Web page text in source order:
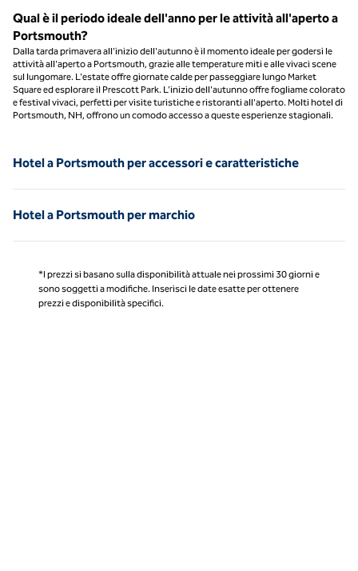
Qual è il periodo ideale dell'anno per le attività all'aperto a
Portsmouth?
Dalla tarda primavera all'inizio dell'autunno è il momento ideale per godersi le
attività all'aperto a Portsmouth, grazie alle temperature miti e alle vivaci scene
sul lungomare. L'estate offre giornate calde per passeggiare lungo Market
Square ed esplorare il Prescott Park. L'inizio dell'autunno offre fogliame colorato
e festival vivaci, perfetti per visite turistiche e ristoranti all'aperto. Molti hotel di
Portsmouth, NH, offrono un comodo accesso a queste esperienze stagionali.
Hotel a Portsmouth per accessori e caratteristiche
Hotel a Portsmouth per marchio
*I prezzi si basano sulla disponibilità attuale nei prossimi 30 giorni e
sono soggetti a modifiche. Inserisci le date esatte per ottenere
prezzi e disponibilità specifici.